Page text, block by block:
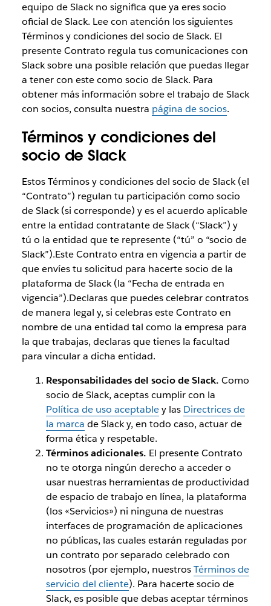
equipo de Slack no significa que ya eres socio
oficial de Slack. Lee con atención los siguientes
Términos y condiciones del socio de Slack. El
presente Contrato regula tus comunicaciones con
Slack sobre una posible relación que puedas llegar
a tener con este como socio de Slack. Para
obtener más información sobre el trabajo de Slack
con socios, consulta nuestra página de socios.
Términos y condiciones del
socio de Slack
Estos Términos y condiciones del socio de Slack (el
“Contrato”) regulan tu participación como socio
de Slack (si corresponde) y es el acuerdo aplicable
entre la entidad contratante de Slack (“Slack”) y
tú o la entidad que te represente (“tú” o “socio de
Slack”).Este Contrato entra en vigencia a partir de
que envíes tu solicitud para hacerte socio de la
plataforma de Slack (la “Fecha de entrada en
vigencia”).Declaras que puedes celebrar contratos
de manera legal y, si celebras este Contrato en
nombre de una entidad tal como la empresa para
la que trabajas, declaras que tienes la facultad
para vincular a dicha entidad.
Responsabilidades del socio de Slack. Como
socio de Slack, aceptas cumplir con la
Política de uso aceptabley las Directrices de
la marca de Slack y, en todo caso, actuar de
forma ética y respetable.
Términos adicionales. El presente Contrato
no te otorga ningún derecho a acceder o
usar nuestras herramientas de productividad
de espacio de trabajo en línea, la plataforma
(los «Servicios») ni ninguna de nuestras
interfaces de programación de aplicaciones
no públicas, las cuales estarán reguladas por
un contrato por separado celebrado con
nosotros (por ejemplo, nuestrosTérminos de
servicio del cliente). Para hacerte socio de
Slack, es posible que debas aceptar términos